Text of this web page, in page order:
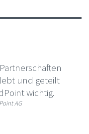
und geteilt
wichtig.
AG